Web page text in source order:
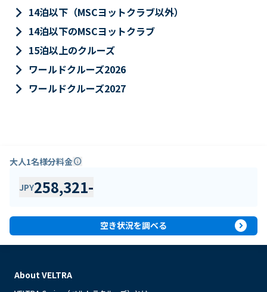
keyboard_arrow_right 14泊以下（MSCヨットクラブ以外）
keyboard_arrow_right 14泊以下のMSCヨットクラブ
keyboard_arrow_right 15泊以上のクルーズ
keyboard_arrow_right ワールドクルーズ2026
keyboard_arrow_right ワールドクルーズ2027
大人1名様分料金info
JPY258,321-
空き状況を調べる expand_circle_right
About VELTRA